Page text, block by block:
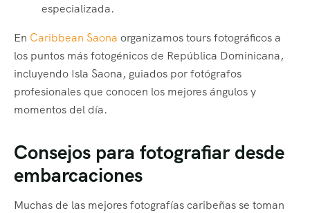
especializada.
En Caribbean Saona organizamos tours fotográficos a
los puntos más fotogénicos de República Dominicana,
incluyendo Isla Saona, guiados por fotógrafos
profesionales que conocen los mejores ángulos y
momentos del día.
Consejos para fotografiar desde
embarcaciones
Muchas de las mejores fotografías caribeñas se toman